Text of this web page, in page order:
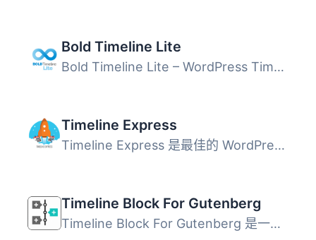
Bold Timeline Lite
Bold Timeline Lite – WordPress Timeline Plugin Bold Timel...
Timeline Express
Timeline Express 是最佳的 WordPress 時間軸外掛程式，可讓...
Timeline Block For Gutenberg
Timeline Block For Gutenberg 是一款強大的 WordPress 外掛...